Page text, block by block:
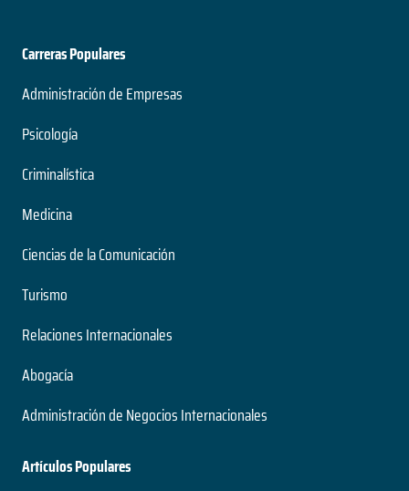
Carreras Populares
Administración de Empresas
Psicología
Criminalística
Medicina
Ciencias de la Comunicación
Turismo
Relaciones Internacionales
Abogacía
Administración de Negocios Internacionales
Artículos Populares